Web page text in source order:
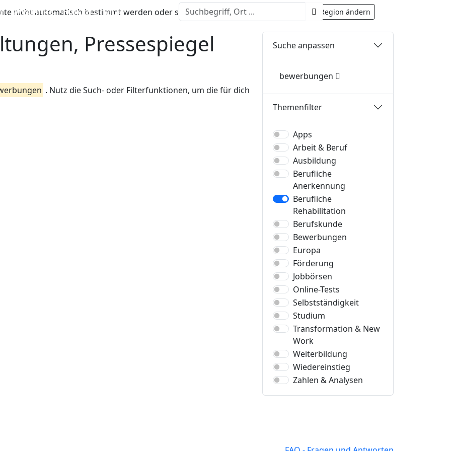
Weblinks FörderCheck
nicht automatisch bestimmt werden oder sie liegt außerhalb von Deutschland. Region ändern
Pressespiegel
. Nutz die Such- oder Filterfunktionen, um die für dich
Suche anpassen
bewerbungen
Themenfilter
Apps
Arbeit & Beruf
Ausbildung
Berufliche
Anerkennung
Berufliche
Rehabilitation
Berufskunde
Bewerbungen
Europa
Förderung
Jobbörsen
Online-Tests
Selbstständigkeit
Studium
Transformation & New
Work
Weiterbildung
Wiedereinstieg
Zahlen & Analysen